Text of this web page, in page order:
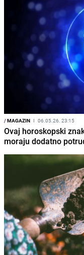
/MAGAZIN I 06.05.26. 23:15
Ovaj horoskopski
moraju dodatno